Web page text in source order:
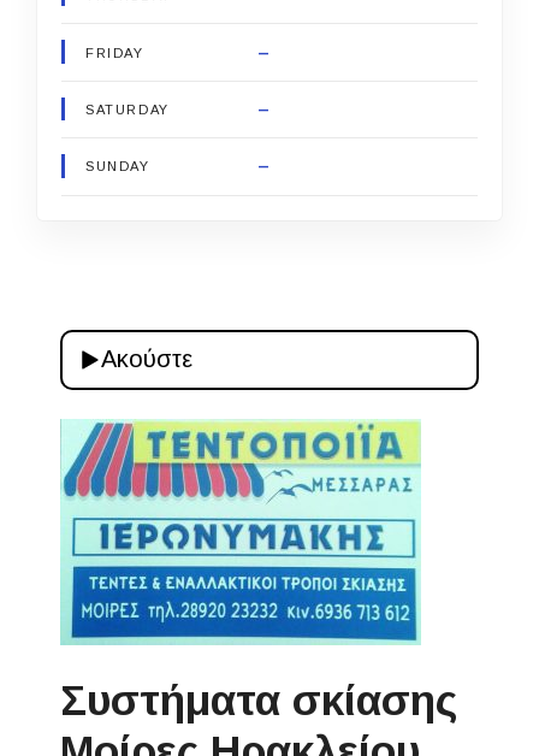
FRIDAY –
SATURDAY –
SUNDAY –
Ακούστε
Συστήματα σκίασης